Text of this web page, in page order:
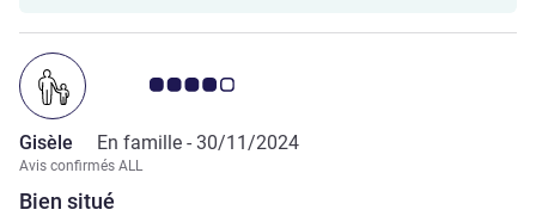
Bien situé
Note Avis clients 4.0/5
Gisèle En famille - 30/11/2024
Avis confirmés ALL